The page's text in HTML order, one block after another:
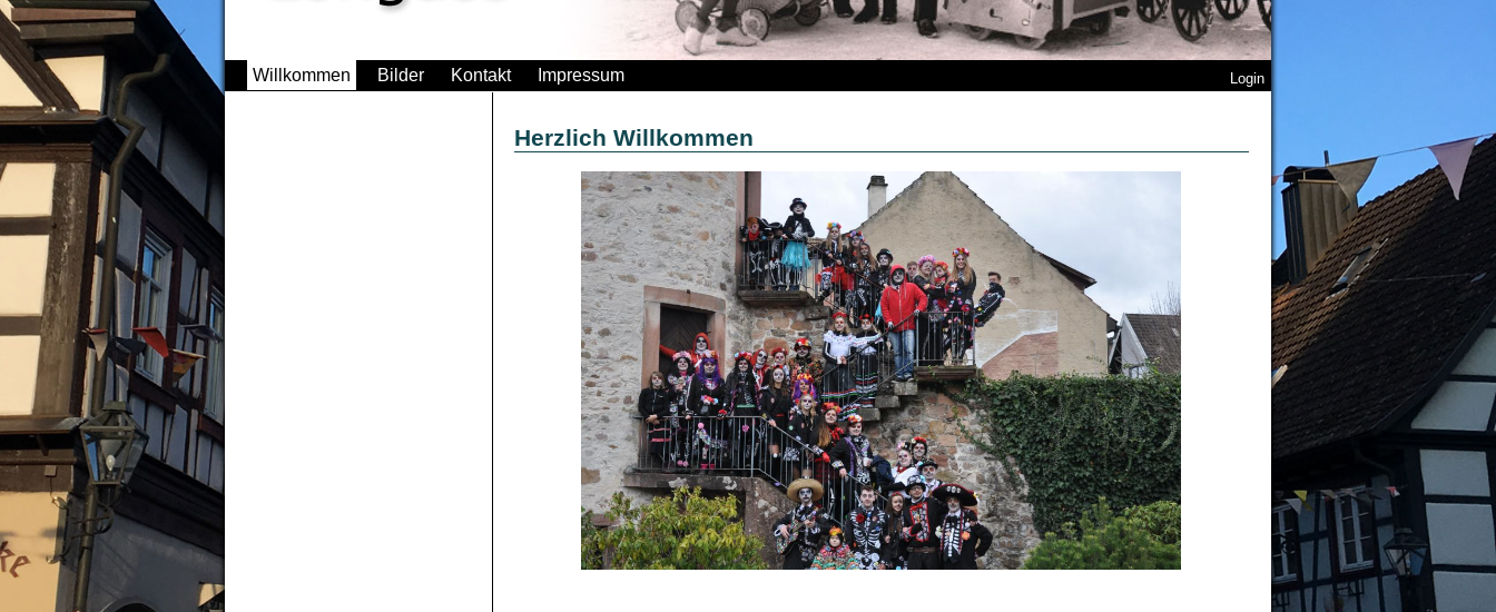
Willkommen Bilder Kontakt Impressum Login
Herzlich Willkommen